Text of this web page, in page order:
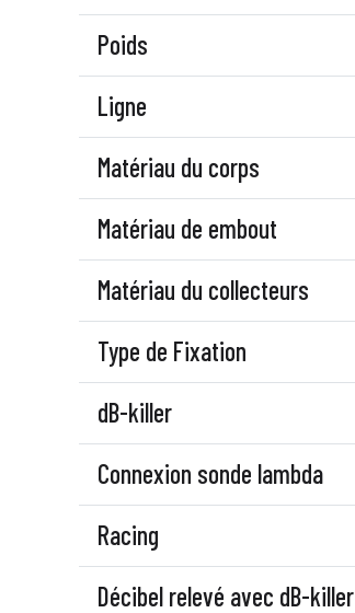
Poids
Ligne
Matériau du corps
Matériau de embout
Matériau du collecteurs
Type de Fixation
dB-killer
Connexion sonde lambda
Racing
Décibel relevé avec dB-killer